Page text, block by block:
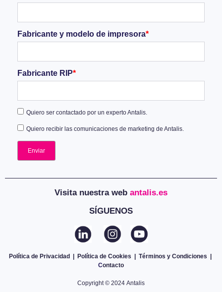
Fabricante y modelo de impresora*
Fabricante RIP*
Quiero ser contactado por un experto Antalis.
Quiero recibir las comunicaciones de marketing de Antalis.
Visita nuestra web antalis.es
SÍGUENOS
Política de Privacidad Política de Cookies Términos y Condiciones
Contacto
Copyright © 2024 Antalis